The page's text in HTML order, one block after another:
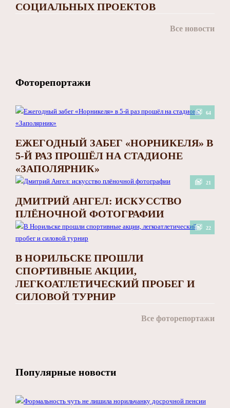
СОЦИАЛЬНЫХ ПРОЕКТОВ
Все новости
Фоторепортажи
64
ЕЖЕГОДНЫЙ ЗАБЕГ «НОРНИКЕЛЯ» В
5-Й РАЗ ПРОШЁЛ НА СТАДИОНЕ
«ЗАПОЛЯРНИК»
21
ДМИТРИЙ АНГЕЛ: ИСКУССТВО
ПЛЁНОЧНОЙ ФОТОГРАФИИ
22
В НОРИЛЬСКЕ ПРОШЛИ
СПОРТИВНЫЕ АКЦИИ,
ЛЕГКОАТЛЕТИЧЕСКИЙ ПРОБЕГ И
СИЛОВОЙ ТУРНИР
Все фоторепортажи
Популярные новости